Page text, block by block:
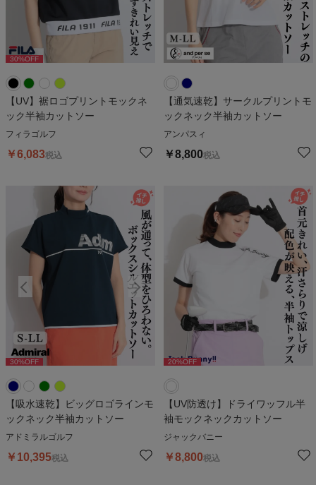
30%OFF 30%OFF
【UV】裾ロゴプリントモックネ
ック半袖カットソー
フィラゴルフ
￥6,083税込
【通気速乾】サークルプリントモ
ックネック半袖カットソー
アンパスィ
￥8,800税込
30%OFF %OFF
【吸水速乾】ビッグロゴラインモ
ックネック半袖カットソー
アドミラルゴルフ
￥ 10,395税込
20%OFF
【UV防透け】ドライワッフル半
袖モックネックカットソー
ジャックバニー
￥8,800税込